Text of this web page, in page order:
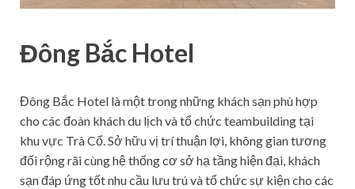
Đông Bắc Hotel
Đông Bắc Hotel là một trong những khách sạn phù hợp
cho các đoàn khách du lịch và tổ chức teambuilding tại
khu vực Trà Cổ. Sở hữu vị trí thuận lợi, không gian tương
đối rộng rãi cùng hệ thống cơ sở hạ tầng hiện đại, khách
sạn đáp ứng tốt nhu cầu lưu trú và tổ chức sự kiện cho các